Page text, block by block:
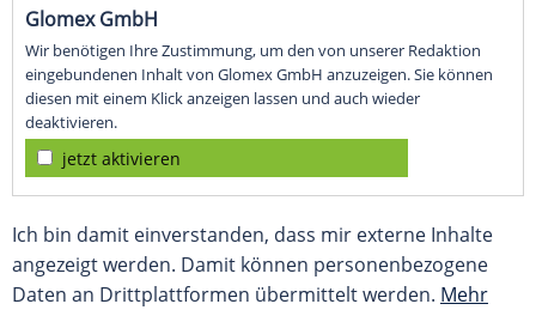
Glomex GmbH
Wir benötigen Ihre Zustimmung, um den von unserer Redaktion
eingebundenen Inhalt von Glomex GmbH anzuzeigen. Sie können
diesen mit einem Klick anzeigen lassen und auch wieder
deaktivieren.
jetzt aktivieren
Ich bin damit einverstanden, dass mir externe Inhalte
angezeigt werden. Damit können personenbezogene
Daten an Drittplattformen übermittelt werden. Mehr